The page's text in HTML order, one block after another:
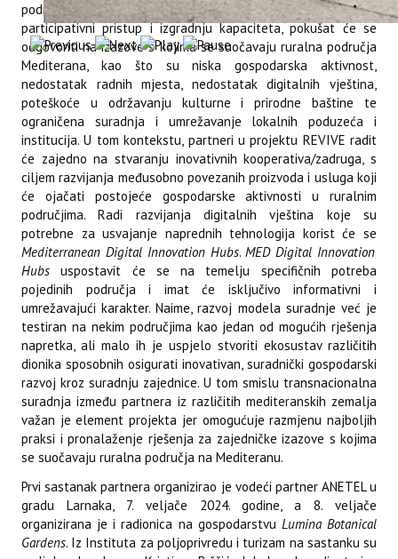
područjima Mediterana. Realizacijom projekta kroz
participativni pristup i izgradnju kapaciteta, pokušat će se
odgovoriti na izazove s kojima se suočavaju ruralna područja
Mediterana, kao što su niska gospodarska aktivnost,
nedostatak radnih mjesta, nedostatak digitalnih vještina,
poteškoće u održavanju kulturne i prirodne baštine te
ograničena suradnja i umrežavanje lokalnih poduzeća i
institucija. U tom kontekstu, partneri u projektu REVIVE radit
će zajedno na stvaranju inovativnih kooperativa/zadruga, s
ciljem razvijanja međusobno povezanih proizvoda i usluga koji
će ojačati postojeće gospodarske aktivnosti u ruralnim
područjima. Radi razvijanja digitalnih vještina koje su
potrebne za usvajanje naprednih tehnologija korist će se
Mediterranean Digital Innovation Hubs.MED Digital Innovation
Hubs uspostavit će se na temelju specifičnih potreba
pojedinih područja i imat će isključivo informativni i
umrežavajući karakter. Naime, razvoj modela suradnje već je
testiran na nekim područjima kao jedan od mogućih rješenja
napretka, ali malo ih je uspjelo stvoriti ekosustav različitih
dionika sposobnih osigurati inovativan, suradnički gospodarski
razvoj kroz suradnju zajednice. U tom smislu transnacionalna
suradnja između partnera iz različitih mediteranskih zemalja
važan je element projekta jer omogućuje razmjenu najboljih
praksi i pronalaženje rješenja za zajedničke izazove s kojima
se suočavaju ruralna područja na Mediteranu.
Prvi sastanak partnera organizirao je vodeći partner ANETEL u
gradu Larnaka, 7. veljače 2024. godine, a 8. veljače
organizirana je i radionica na gospodarstvu Lumina Botanical
Gardens. Iz Instituta za poljoprivredu i turizam na sastanku su